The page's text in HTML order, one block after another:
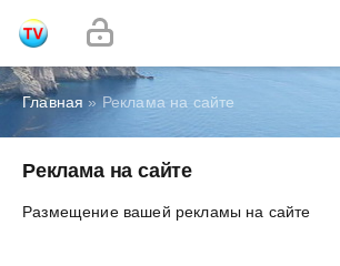
Главная » Реклама на сайте
Реклама на сайте
Размещение вашей рекламы на сайте